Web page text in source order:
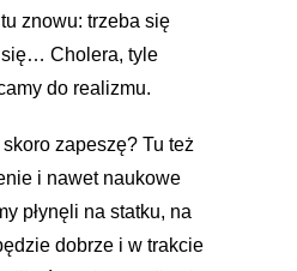
znowu: trzeba się
Cholera, tyle
do realizmu.
zapeszę? Tu też
i nawet naukowe
płynęli na statku, na
dobrze i w trakcie